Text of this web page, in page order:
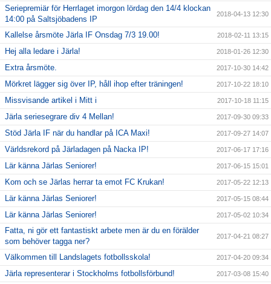
Seriepremiär för Herrlaget imorgon lördag den 14/4 klockan
14:00 på Saltsjöbadens IP
2018-04-13 12:30
Kallelse årsmöte Järla IF Onsdag 7/3 19.00! 2018-02-11 13:15
Hej alla ledare i Järla! 2018-01-26 12:30
Extra årsmöte. 2017-10-30 14:42
Mörkret lägger sig över IP, håll ihop efter träningen! 2017-10-22 18:10
Missvisande artikel i Mitt i 2017-10-18 11:15
Järla seriesegrare div 4 Mellan! 2017-09-30 09:33
Stöd Järla IF när du handlar på ICA Maxi! 2017-09-27 14:07
Världsrekord på Järladagen på Nacka IP! 2017-06-17 17:16
Lär känna Järlas Seniorer! 2017-06-15 15:01
Kom och se Järlas herrar ta emot FC Krukan! 2017-05-22 12:13
Lär känna Järlas Seniorer! 2017-05-15 08:44
Lär känna Järlas Seniorer! 2017-05-02 10:34
Fatta, ni gör ett fantastiskt arbete men är du en förälder
som behöver tagga ner?
2017-04-21 08:27
Välkommen till Landslagets fotbollsskola! 2017-04-20 09:34
Järla representerar i Stockholms fotbollsförbund! 2017-03-08 15:40